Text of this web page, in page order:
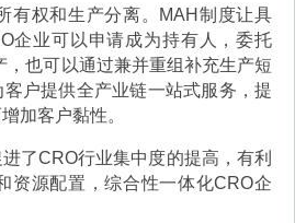
权和生产分离。MAH制度让具
企业可以申请成为持有人，委托
，也可以通过兼并重组补充生产短
户提供全产业链一站式服务，提
加客户黏性。
CRO行业集中度的提高，有利
资源配置，综合性一体化CRO企